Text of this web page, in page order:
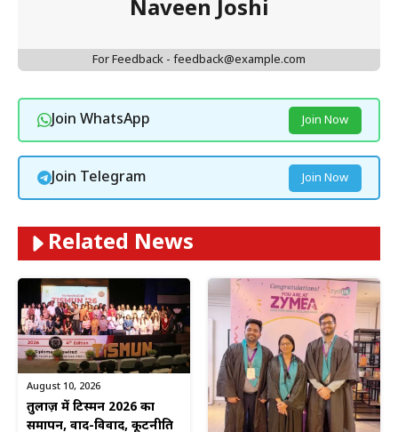
Naveen Joshi
For Feedback - feedback@example.com
Join WhatsApp Join Now
Join Telegram Join Now
Related News
August 10, 2026
तुलाज़ में टिस्मन 2026 का
समापन, वाद-विवाद, कूटनीति